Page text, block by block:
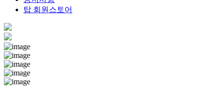
탑 회원스토어